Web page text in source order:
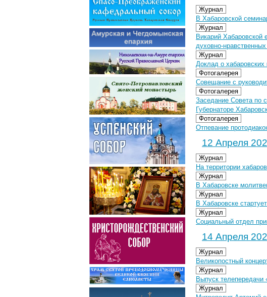
Журнал
В Хабаровской
Журнал
Викарий Хабаровской
духовно-
Журнал
Доклад о хабаровских
Фотогалерея
Совещание с
Фотогалерея
Заседание Совета по
Губернаторе
Фотогалерея
Отпевание
12 Апреля
Журнал
На территории
Журнал
В Хабаровске
Журнал
В Хабаровске
Журнал
Социальный отдел
14 Апреля
Журнал
Великопостный
Журнал
Выпуск телепередачи
Журнал